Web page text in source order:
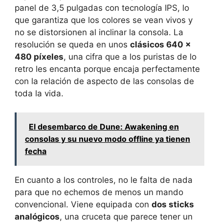
panel de 3,5 pulgadas con tecnología IPS, lo
que garantiza que los colores se vean vivos y
no se distorsionen al inclinar la consola. La
resolución se queda en unos clásicos 640 x
480 píxeles, una cifra que a los puristas de lo
retro les encanta porque encaja perfectamente
con la relación de aspecto de las consolas de
toda la vida.
El desembarco de Dune: Awakening en
consolas y su nuevo modo offline ya tienen
fecha
En cuanto a los controles, no le falta de nada
para que no echemos de menos un mando
convencional. Viene equipada con dos sticks
analógicos, una cruceta que parece tener un